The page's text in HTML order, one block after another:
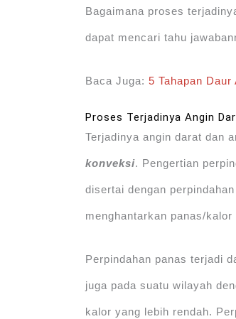
Bagaimana proses
dapat mencari tahu
Baca Juga:5 Tahapan Daur
Proses Terjadinya Angin
Terjadinya angin darat dan
konveksi. Pengertian
disertai dengan
menghantarkan panas/
Perpindahan panas terjadi
juga pada suatu wilayah
kalor yang lebih rendah.